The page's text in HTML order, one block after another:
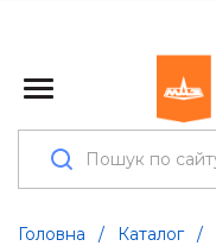
Головна / Каталог /